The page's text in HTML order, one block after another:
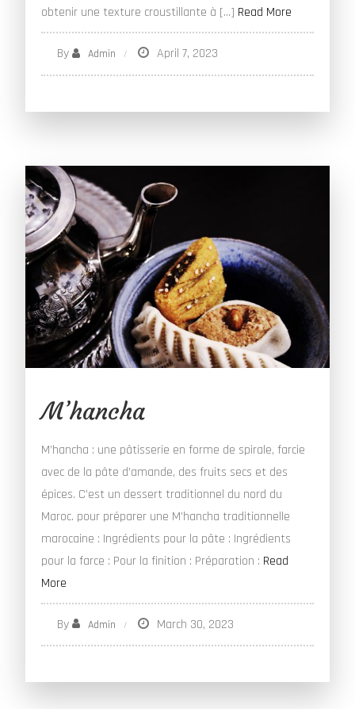
obtenir une texture croustillante à […] Read More
By Admin April 7, 2023
M’hancha
M’hancha : une pâtisserie en forme de spirale, farcie
avec de la pâte d’amande, des fruits secs et des
épices. C’est un dessert traditionnel du nord du
Maroc. pour préparer une M’hancha traditionnelle
marocaine : Ingrédients pour la pâte : Ingrédients
pour la farce : Pour la finition : Préparation : Read
More
By Admin March 30, 2023